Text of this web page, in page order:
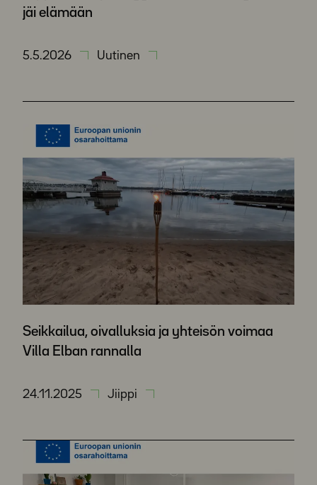
jäi elämään
5.5.2026 Uutinen
Seikkailua, oivalluksia ja yhteisön voimaa
Villa Elban rannalla
24.11.2025 Jiippi